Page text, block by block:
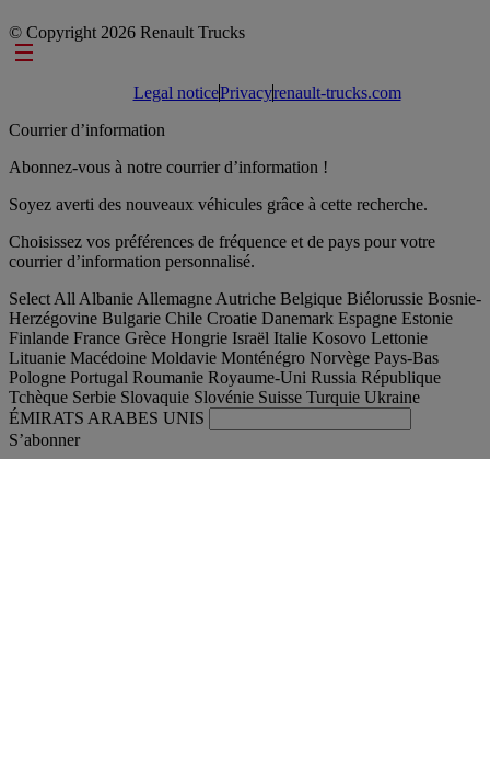
© Copyright 2026 Renault Trucks
Footer links
Legal noticePrivacyrenault-trucks.com
Courrier d’information
Abonnez-vous à notre courrier d’information !
Soyez averti des nouveaux véhicules grâce à cette recherche.
Choisissez vos préférences de fréquence et de pays pour votre
courrier d’information personnalisé.
Select All Albanie Allemagne Autriche Belgique Biélorussie Bosnie-
Herzégovine Bulgarie Chile Croatie Danemark Espagne Estonie
Finlande France Grèce Hongrie Israël Italie Kosovo Lettonie
Lituanie Macédoine Moldavie Monténégro Norvège Pays-Bas
Pologne Portugal Roumanie Royaume-Uni Russia République
Tchèque Serbie Slovaquie Slovénie Suisse Turquie Ukraine
ÉMIRATS ARABES UNIS
S’abonner